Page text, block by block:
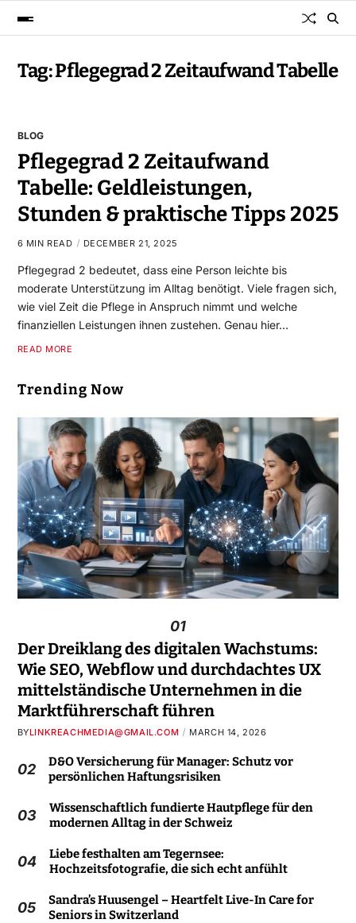
Tag:Pflegegrad 2 Zeitaufwand Tabelle
BLOG
Pflegegrad 2 Zeitaufwand
Tabelle: Geldleistungen,
Stunden & praktische Tipps 2025
6 MIN READ DECEMBER 21, 2025
Pflegegrad 2 bedeutet, dass eine Person leichte bis
moderate Unterstützung im Alltag benötigt. Viele fragen sich,
wie viel Zeit die Pflege in Anspruch nimmt und welche
finanziellen Leistungen ihnen zustehen. Genau hier…
READ MORE
Trending Now
01
Der Dreiklang des digitalen Wachstums:
Wie SEO, Webflow und durchdachtes UX
mittelständische Unternehmen in die
Marktführerschaft führen
BYLINKREACHMEDIA@GMAIL.COM MARCH 14, 2026
02
D&O Versicherung für Manager: Schutz vor
persönlichen Haftungsrisiken
03
Wissenschaftlich fundierte Hautpflege für den
modernen Alltag in der Schweiz
04
Liebe festhalten am Tegernsee:
Hochzeitsfotografie, die sich echt anfühlt
05
Sandra’s Huusengel – Heartfelt Live-In Care for
Seniors in Switzerland